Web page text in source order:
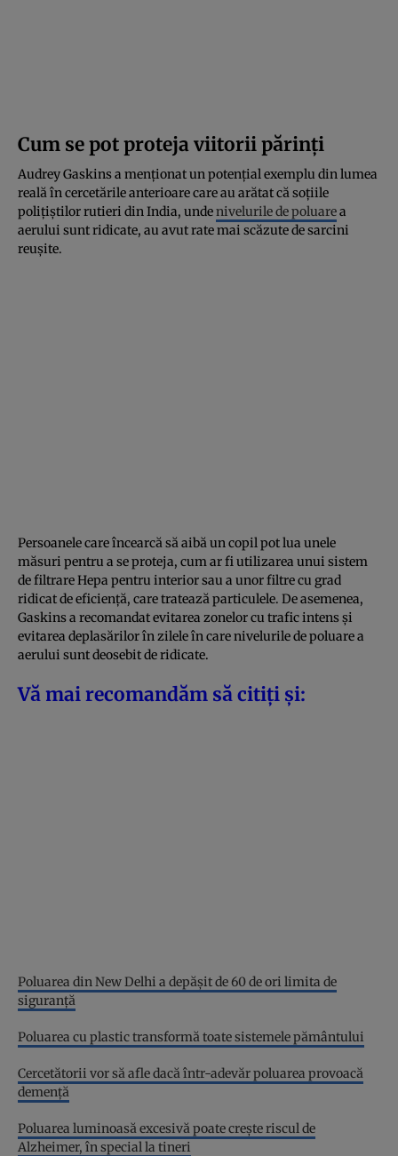
Cum se pot proteja viitorii părinți
Audrey Gaskins a menționat un potențial exemplu din lumea
reală în cercetările anterioare care au arătat că soțiile
polițiștilor rutieri din India, undenivelurile de poluarea
aerului sunt ridicate, au avut rate mai scăzute de sarcini
reușite.
Persoanele care încearcă să aibă un copil pot lua unele
măsuri pentru a se proteja, cum ar fi utilizarea unui sistem
de filtrare Hepa pentru interior sau a unor filtre cu grad
ridicat de eficiență, care tratează particulele. De asemenea,
Gaskins a recomandat evitarea zonelor cu trafic intens și
evitarea deplasărilor în zilele în care nivelurile de poluare a
aerului sunt deosebit de ridicate.
Vă mai recomandăm să citiți și:
Poluarea din New Delhi a depășit de 60 de ori limita de
siguranță
Poluarea cu plastic transformă toate sistemele pământului
Cercetătorii vor să afle dacă într-adevăr poluarea provoacă
demență
Poluarea luminoasă excesivă poate crește riscul de
Alzheimer, în special la tineri